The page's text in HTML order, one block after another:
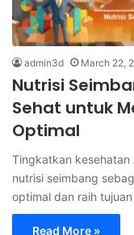
admin3d March 22,
Nutrisi
Sehat untuk
Optimal
Tingkatkan kesehatan
nutrisi seimbang
optimal dan raih
Read More »